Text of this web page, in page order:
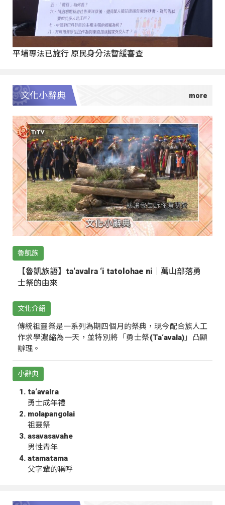
平埔專法已施行 原民身分法暫緩審查
文化小辭典
魯凱族
【魯凱族語】ta‘avalra ‘i tatolohae ni｜萬山部落勇
士祭的由來
文化介紹
傳統祖靈祭是一系列為期四個月的祭典，現今配合族人工
作求學濃縮為一天，並特別將「勇士祭(Ta‘avala)」凸顯
辦理。
小辭典
ta‘avalra
勇士成年禮
molapangolai
祖靈祭
asavasavahe
男性青年
atamatama
父字輩的稱呼